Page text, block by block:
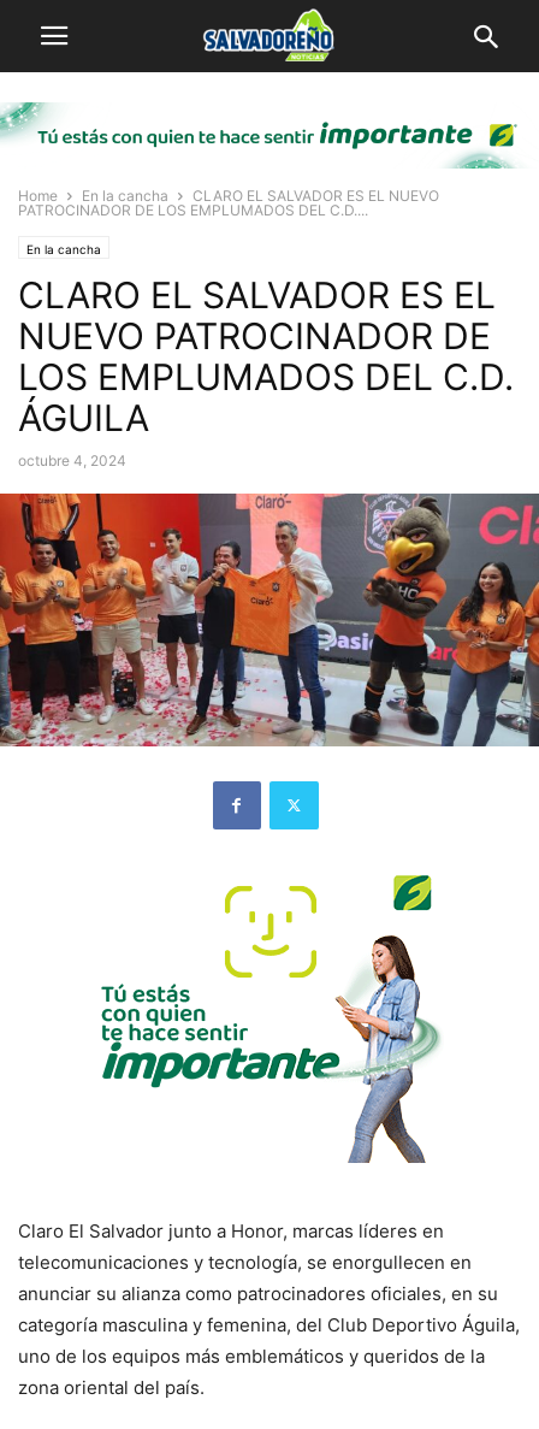
Home En la cancha
CLARO EL SALVADOR ES EL NUEVO
PATROCINADOR DE LOS EMPLUMADOS DEL C.D....
En la cancha
CLARO EL SALVADOR ES EL
NUEVO PATROCINADOR DE
LOS EMPLUMADOS DEL C.D.
ÁGUILA
octubre 4, 2024
Claro El Salvador junto a Honor, marcas líderes en
telecomunicaciones y tecnología, se enorgullecen en
anunciar su alianza como patrocinadores oficiales, en su
categoría masculina y femenina, del Club Deportivo Águila,
uno de los equipos más emblemáticos y queridos de la
zona oriental del país.